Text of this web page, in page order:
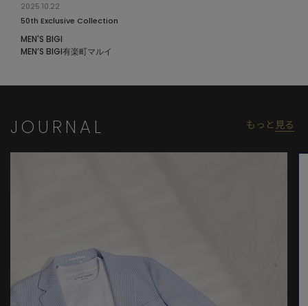
です。
最近ではスポーティーなデザインや、エコフレンドリーな素材を
使用した製品も増え、幅広い層に人気です。
たスタイルを提案し続けているブランドです。
【MEN’S BIGI｜50周年記念コレクション】
ンも展開。それぞれのブランドが培ってきた歴史や美学に、メン
ズビギならではの視点と解釈を加えた特別なアイテムをお届けし
ます。“過去に学び、今を捉え、未来へと繋ぐ”。50年にわたり積
み重ねてきた感性と技術を背景に、新たなスタンダードを提案す
2025.10.22
50th Exclusive Collection
MEN'S BIGI
MEN’S BIGI有楽町マルイ
JOURNAL もっと 見る